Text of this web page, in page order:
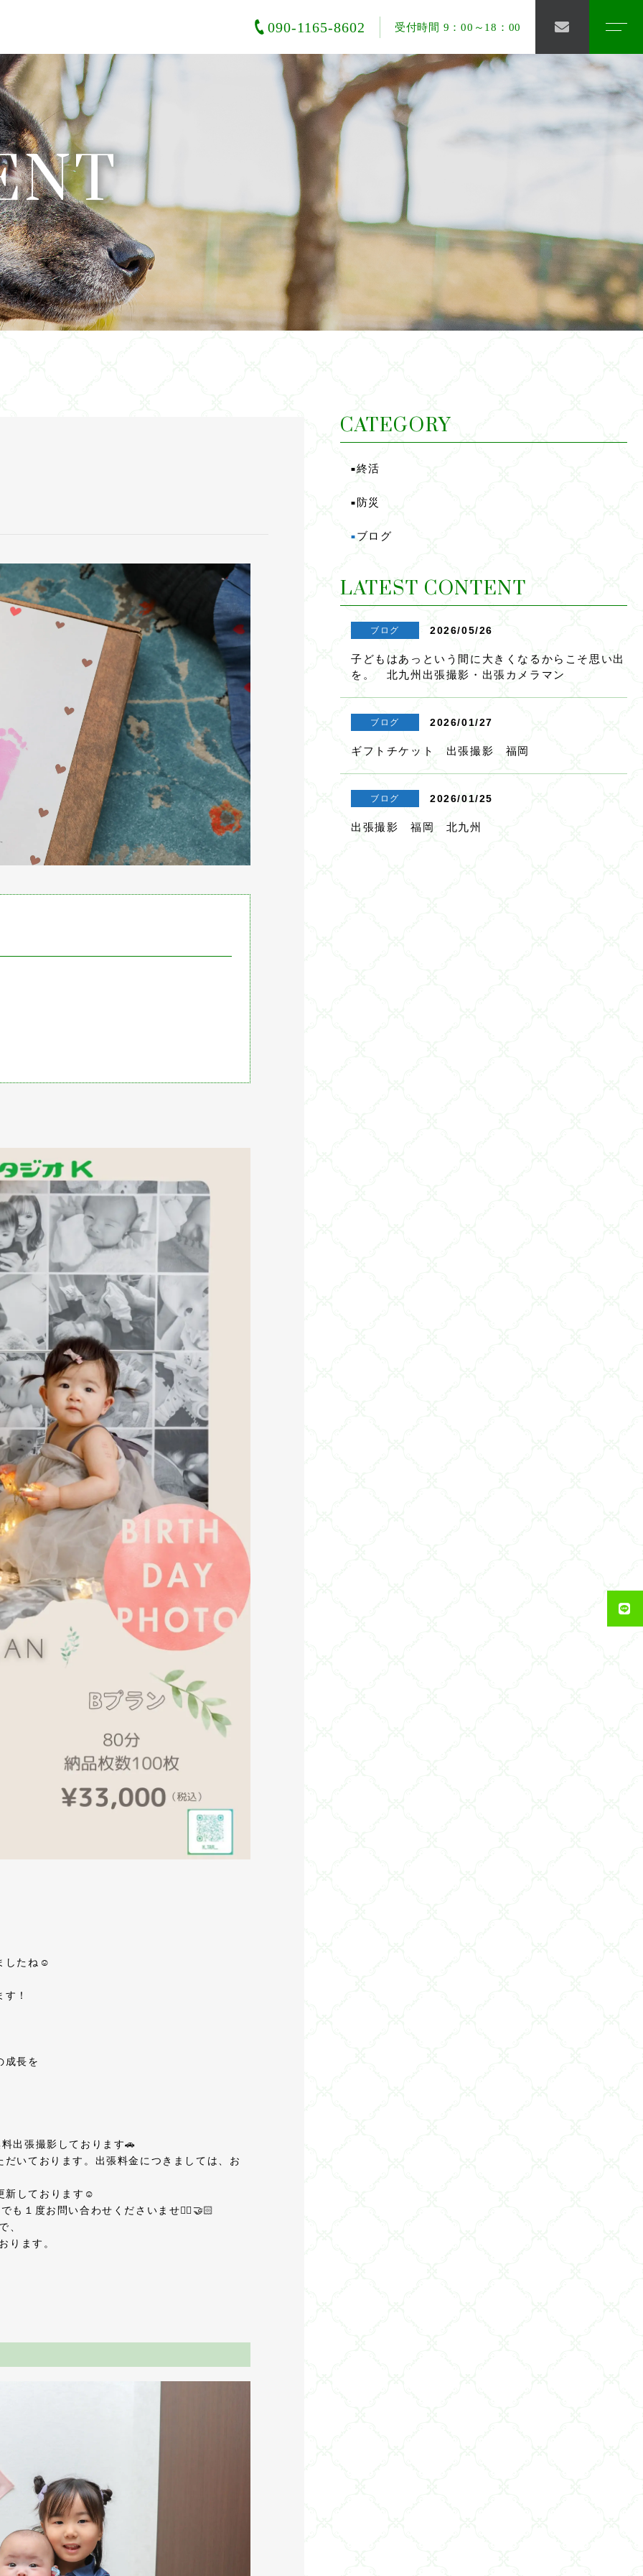
090-1165-8602 受付時間 9：00～18：00
したね☺️
！
成長を
出張撮影しております🚗
いております。出張料金につきましては、お
新しております☺️
も１度お問い合わせくださいませ🙂‍↕️🤝🏻
、
ります。
CATEGORY
■終活
■ 防災
■ ブログ
LATEST CONTENT
ブログ 2026/05/26
子どもはあっという間に大きくなるからこそ思い出
を。 北九州出張撮影・出張カメラマン
ブログ 2026/01/27
ギフトチケット 出張撮影 福岡
ブログ 2026/01/25
出張撮影 福岡 北九州